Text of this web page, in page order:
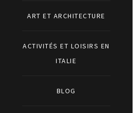
ART ET ARCHITECTURE
ACTIVITÉS ET LOISIRS EN
ITALIE
BLOG